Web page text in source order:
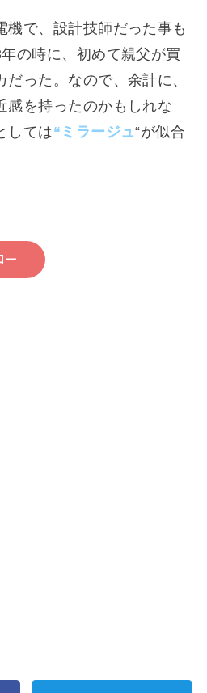
機で、設計技師だった事も
の時に、初めて親父が買
った。なので、余計に、
感を持ったのかもしれな
しては“ミラージュ“が似合